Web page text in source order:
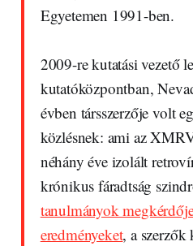
Egyetemen 1991-ben.
2009-re kutatási vezető
kutatóközpontban,
évben társszerzője volt
közlésnek: ami az
néhány éve izolált
krónikus fáradtság
tanulmányok
eredményeket, a szerzők